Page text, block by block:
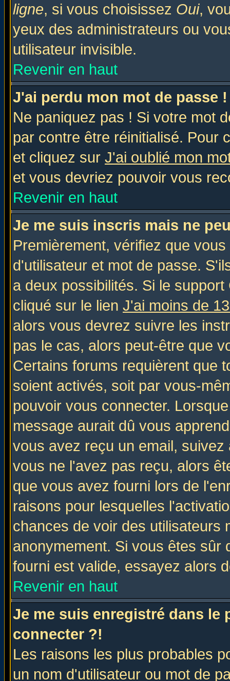
ligne, si vous choisissez Oui,
yeux des administrateurs ou
utilisateur invisible.
Revenir en haut
J'ai perdu mon mot de passe !
Ne paniquez pas ! Si votre mot
par contre être réinitialisé. Pour
et cliquez sur J'ai oublié mon
et vous devriez pouvoir vous
Revenir en haut
Je me suis inscris mais ne
Premièrement, vérifiez que
d'utilisateur et mot de passe.
a deux possibilités. Si le
cliqué sur le lien J'ai moins de
alors vous devrez suivre les
pas le cas, alors peut-être que
Certains forums requièrent que
soient activés, soit par vous-
pouvoir vous connecter.
message aurait dû vous
vous avez reçu un email,
vous ne l'avez pas reçu, alors
que vous avez fourni lors de
raisons pour lesquelles
chances de voir des utilisateurs
anonymement. Si vous êtes sûr
fourni est valide, essayez alors
Revenir en haut
Je me suis enregistré dans le
connecter ?!
Les raisons les plus probables
un nom d'utilisateur ou mot de